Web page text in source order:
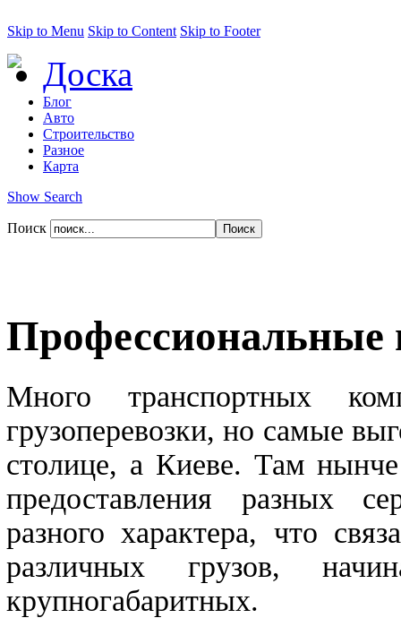
Skip to Menu Skip to Content Skip to Footer
Доска
Блог
Авто
Строительство
Разное
Карта
Show Search
Поиск
Профессиональные
Много транспортных
грузоперевозки, но самые
столице, а Киеве. Там
предоставления разных
разного характера, что
различных грузов,
крупногабаритных.